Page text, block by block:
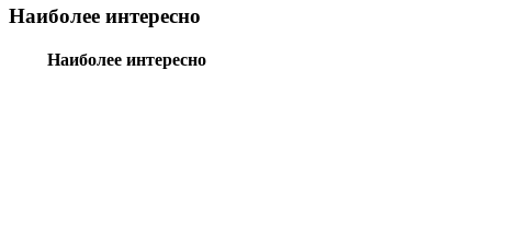
Наиболее интересно
Наиболее интересно